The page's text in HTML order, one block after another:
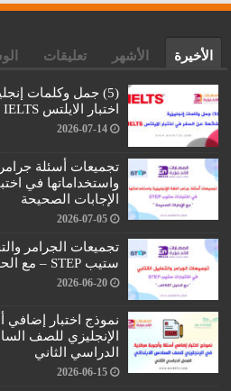
الأخيرة الأشهر تعليقات
(5) جمل وكلمات
اختبار الايلتس IELTS
2026-07-14
تجميعات أسئلة جرامر
الإجابات الصحيحة
2026-07-05
تجميعات الجرامر
ستيب STEP – مع الحلول 1447هـ
2026-06-20
نموذج اختبار إضافي
الإنجليزي للصف
الدراسي الثاني
2026-06-15